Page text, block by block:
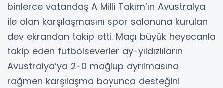
binlerce vatandaş A Milli Takım’ın Avustralya
ile olan karşılaşmasını spor salonuna kurulan
dev ekrandan takip etti. Maçı büyük heyecanla
takip eden futbolseverler ay-yıldızlıların
Avustralya’ya 2-0 mağlup ayrılmasına
rağmen karşılaşma boyunca desteğini